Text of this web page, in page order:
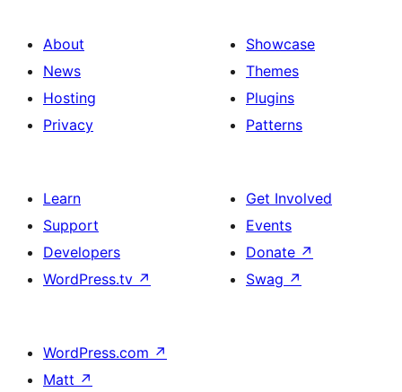
About
News
Hosting
Privacy
Showcase
Themes
Plugins
Patterns
Learn
Support
Developers
WordPress.tv ↗
Get Involved
Events
Donate ↗
Swag ↗
WordPress.com ↗
Matt ↗